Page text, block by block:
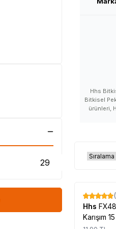
Hhs
Bitkisel
ürünleri,
ürünleri
satanlar,
ürünü
%17
Hhs
Karışım